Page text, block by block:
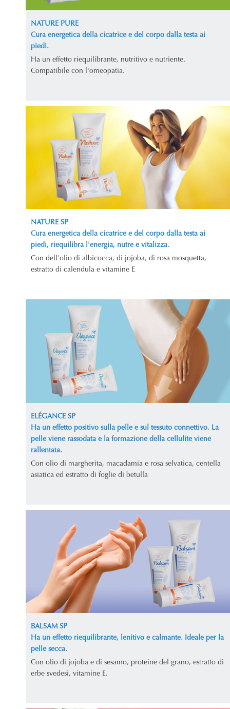
NATURE PURE
Cura energetica della cicatrice e del corpo dalla testa ai
piedi.
Ha un effetto riequilibrante, nutritivo e nutriente.
Compatibile con l'omeopatia.
NATURE SP
Cura energetica della cicatrice e del corpo dalla testa ai
piedi, riequilibra l'energia, nutre e vitalizza.
Con dell'olio di albicocca, di jojoba, di rosa mosquetta,
estratto di calendula e vitamine E
ELÉGANCE SP
Ha un effetto positivo sulla pelle e sul tessuto connettivo. La
pelle viene rassodata e la formazione della cellulite viene
rallentata.
Con olio di margherita, macadamia e rosa selvatica, centella
asiatica ed estratto di foglie di betulla
BALSAM SP
Ha un effetto riequilibrante, lenitivo e calmante. Ideale per la
pelle secca.
Con olio di jojoba e di sesamo, proteine del grano, estratto di
erbe svedesi, vitamine E.